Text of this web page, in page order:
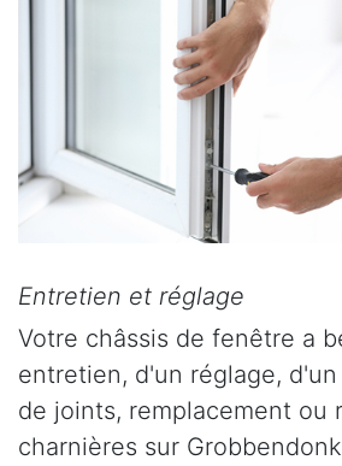
Entretien et réglage
Votre châssis de fenêtre a
entretien, d'un réglage,
de joints, remplacement ou
charnières sur